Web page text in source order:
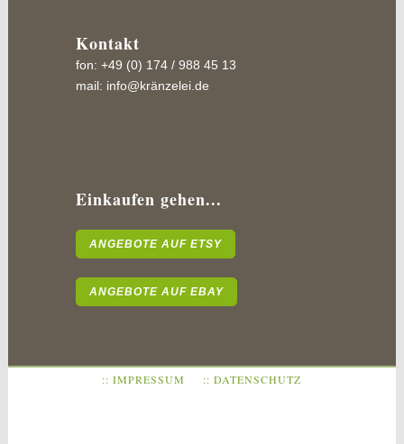
Kontakt
fon: +49 (0) 174 / 988 45 13
mail: info@kränzelei.de
Einkaufen gehen...
ANGEBOTE AUF ETSY
ANGEBOTE AUF EBAY
:: IMPRESSUM :: DATENSCHUTZ